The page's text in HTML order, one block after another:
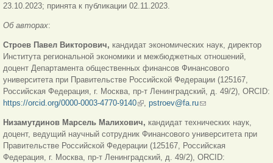
23.10.2023; принята к публикации 02.11.2023.
Об авторах:
Строев Павел Викторович, кандидат экономических наук, директор
Института региональной экономики и межбюджетных отношений,
доцент Департамента общественных финансов Финансового
университета при Правительстве Российской Федерации (125167,
Российская Федерация, г. Москва, пр-т Ленинградский, д. 49/2), ORCID:
https://orcid.org/0000-0003-4770-9140(внешняя ссылка)
, pstroev@fa.ru(ссылка для
Низамутдинов Марсель Малихович, кандидат технических наук,
доцент, ведущий научный сотрудник Финансового университета при
Правительстве Российской Федерации (125167, Российская
Федерация, г. Москва, пр-т Ленинградский, д. 49/2), ORCID: